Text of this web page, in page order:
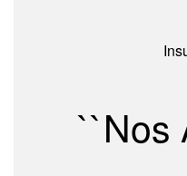
``Nos